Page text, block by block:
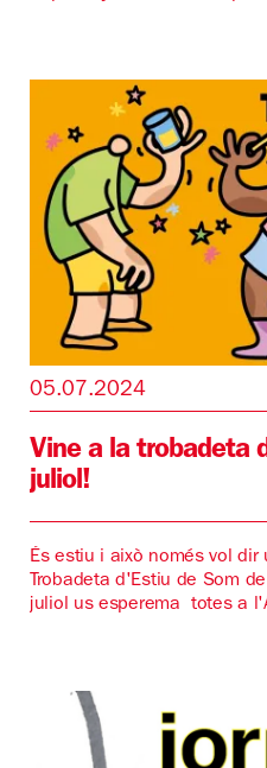
05.07.2024
Vine a la trobadeta
juliol!
És estiu i això només vol dir
Trobadeta d'Estiu de Som
juliol us esperema totes a